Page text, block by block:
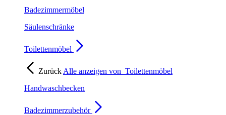
Badezimmermöbel
Säulenschränke
Toilettenmöbel
Zurück Alle anzeigen von Toilettenmöbel
Handwaschbecken
Badezimmerzubehör